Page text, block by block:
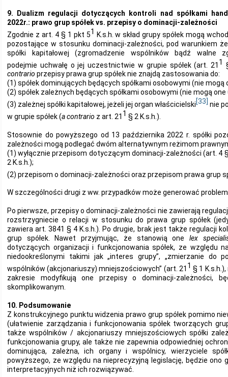
9. Dualizm regulacji dotyczących kontroli nad spółkami
2022r.: prawo grup spółek vs. przepisy o dominacji-zależności
Zgodnie z art. 4 § 1 pkt 51 K.s.h. w skład grupy spółek mogą
pozostające w stosunku dominacji-zależności, pod warunkiem
spółki kapitałowej (zgromadzenie wspólników bądź walne
podejmie uchwałę o jej uczestnictwie w grupie spółek (art. 21 1
contrario przepisy prawa grup spółek nie znajdą zastosowania do:
(1) spółek dominujących będących spółkami osobowymi (nie
(2) spółek zależnych będących spółkami osobowymi (nie mogą
(3) zależnej spółki kapitałowej, jeżeli jej organ właścicielski[33] nie
w grupie spółek (a contrario z art. 21 1 § 2 K.s.h.).
Stosownie do powyższego od 13 października 2022 r. spółki
zależności mogą podlegać dwóm alternatywnym reżimom
(1) wyłącznie przepisom dotyczącym dominacji-zależności (art. 4
2 K.s.h.);
(2) przepisom o dominacji-zależności oraz przepisom prawa grup
W szczególności drugi z ww. przypadków może generować
Po pierwsze, przepisy o dominacji-zależności nie zawierają
rozstrzygniecie o relacji w stosunku do prawa grup spółek
zawiera art. 3841 § 4 K.s.h.). Po drugie, brak jest także regulacji
grup spółek. Nawet przyjmując, że stanowią onelex
dotyczących organizacji i funkcjonowania spółek, ze względu
niedookreślonymi takimi jak „interes grupy”, „zmierzanie do
wspólników (akcjonariuszy) mniejszościowych” (art. 21 1 § 1
zakresie modyfikują one przepisy o dominacji-zależności,
skomplikowanym.
10. Podsumowanie
Z konstrukcyjnego punktu widzenia prawo grup spółek pomimo
(ułatwienie zarządzania i funkcjonowania spółek tworzących
także wspólników / akcjonariuszy mniejszościowych spółki
funkcjonowania grupy, ale także nie zapewnia odpowiedniej
dominująca, zależna, ich organy i wspólnicy, wierzyciele
powyższego, ze względu na nieprecyzyjną legislację, będzie ono
interpretacyjnych niż ich rozwiązywać.